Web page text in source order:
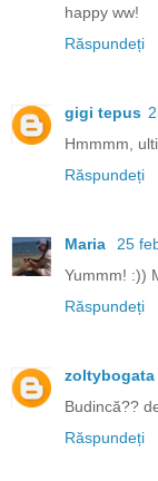
happy ww!
Răspundeți
gigi tepus
Hmmmm,
Răspundeți
Maria
25
Yummm! :))
Răspundeți
zoltybogata
Budincă??
Răspundeți